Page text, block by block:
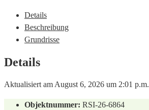
Details
Beschreibung
Grundrisse
Details
Aktualisiert am August 6, 2026 um 2:01 p.m.
Objektnummer: RSI-26-6864